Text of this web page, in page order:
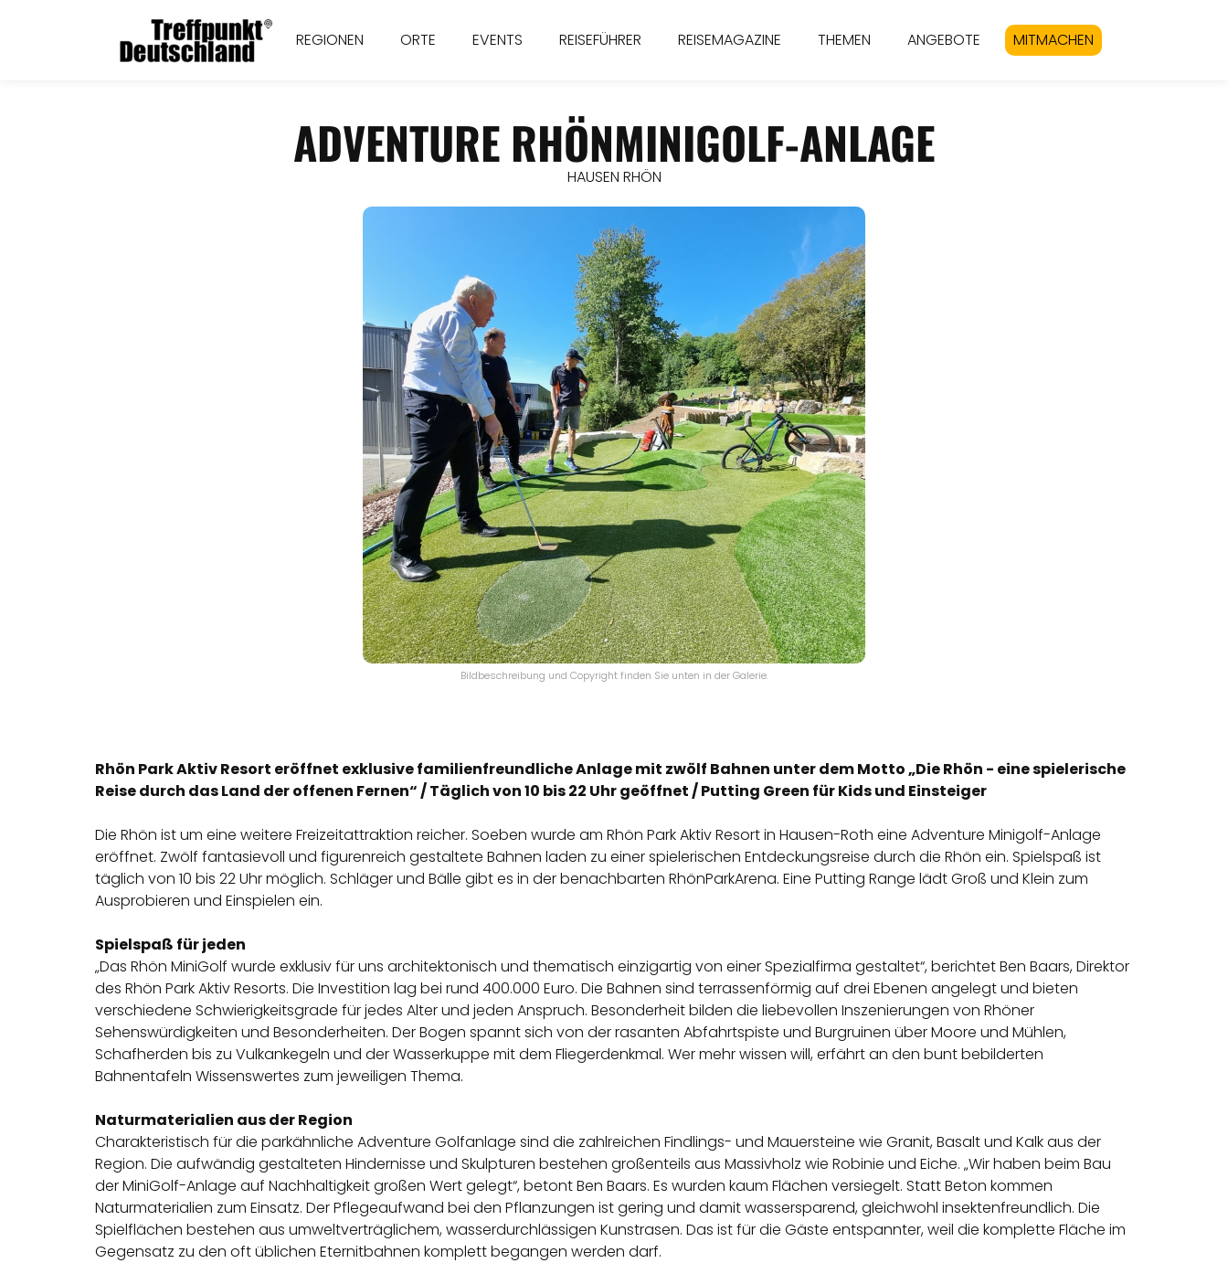
REGIONEN ORTE EVENTS REISEFÜHRER REISEMAGAZINE THEMEN ANGEBOTE MITMACHEN
ADVENTURE RHÖNMINIGOLF-ANLAGE
HAUSEN RHÖN
Bildbeschreibung und Copyright finden Sie unten in der Galerie.
Rhön Park Aktiv Resort eröffnet exklusive familienfreundliche Anlage mit zwölf Bahnen unter dem Motto „Die Rhön - eine spielerische
Reise durch das Land der offenen Fernen“ / Täglich von 10 bis 22 Uhr geöffnet / Putting Green für Kids und Einsteiger
Die Rhön ist um eine weitere Freizeitattraktion reicher. Soeben wurde am Rhön Park Aktiv Resort in Hausen-Roth eine Adventure Minigolf-Anlage
eröffnet. Zwölf fantasievoll und figurenreich gestaltete Bahnen laden zu einer spielerischen Entdeckungsreise durch die Rhön ein. Spielspaß ist
täglich von 10 bis 22 Uhr möglich. Schläger und Bälle gibt es in der benachbarten RhönParkArena. Eine Putting Range lädt Groß und Klein zum
Ausprobieren und Einspielen ein.
Spielspaß für jeden
„Das Rhön MiniGolf wurde exklusiv für uns architektonisch und thematisch einzigartig von einer Spezialfirma gestaltet“, berichtet Ben Baars, Direktor
des Rhön Park Aktiv Resorts. Die Investition lag bei rund 400.000 Euro. Die Bahnen sind terrassenförmig auf drei Ebenen angelegt und bieten
verschiedene Schwierigkeitsgrade für jedes Alter und jeden Anspruch. Besonderheit bilden die liebevollen Inszenierungen von Rhöner
Sehenswürdigkeiten und Besonderheiten. Der Bogen spannt sich von der rasanten Abfahrtspiste und Burgruinen über Moore und Mühlen,
Schafherden bis zu Vulkankegeln und der Wasserkuppe mit dem Fliegerdenkmal. Wer mehr wissen will, erfährt an den bunt bebilderten
Bahnentafeln Wissenswertes zum jeweiligen Thema.
Naturmaterialien aus der Region
Charakteristisch für die parkähnliche Adventure Golfanlage sind die zahlreichen Findlings- und Mauersteine wie Granit, Basalt und Kalk aus der
Region. Die aufwändig gestalteten Hindernisse und Skulpturen bestehen großenteils aus Massivholz wie Robinie und Eiche. „Wir haben beim Bau
der MiniGolf-Anlage auf Nachhaltigkeit großen Wert gelegt“, betont Ben Baars. Es wurden kaum Flächen versiegelt. Statt Beton kommen
Naturmaterialien zum Einsatz. Der Pflegeaufwand bei den Pflanzungen ist gering und damit wassersparend, gleichwohl insektenfreundlich. Die
Spielflächen bestehen aus umweltverträglichem, wasserdurchlässigen Kunstrasen. Das ist für die Gäste entspannter, weil die komplette Fläche im
Gegensatz zu den oft üblichen Eternitbahnen komplett begangen werden darf.